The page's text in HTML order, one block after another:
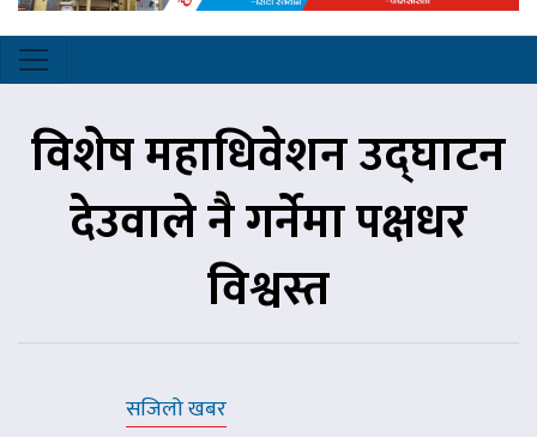
विशेष महाधिवेशन उद्घाटन
देउवाले नै गर्नेमा पक्षधर
विश्वस्त
सजिलो खबर